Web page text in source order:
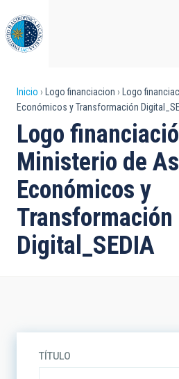
al
contenido
principal
Sobrescribir
enlaces
de
ayuda
a
la
navegación
Inicio Logo financiacion
Logo
Económicos y Transformación
Logo
Ministerio de
Económicos y
Transformación
Digital_SEDIA
TÍTULO